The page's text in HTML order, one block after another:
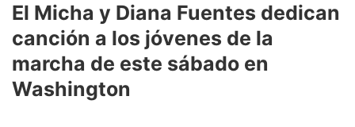
El Micha y Diana Fuentes dedican
canción a los jóvenes de la
marcha de este sábado en
Washington